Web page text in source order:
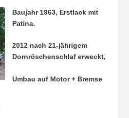
Baujahr 1963, Erstlack mit
Patina.
2012 nach 21-jährigem
Dornröschenschlaf erweckt,
Umbau auf Motor + Bremse